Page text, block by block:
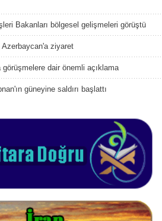
Bakanları bölgesel gelişmeleri görüştü
Azerbaycan'a ziyaret
görüşmelere dair önemli açıklama
güneyine saldırı başlattı